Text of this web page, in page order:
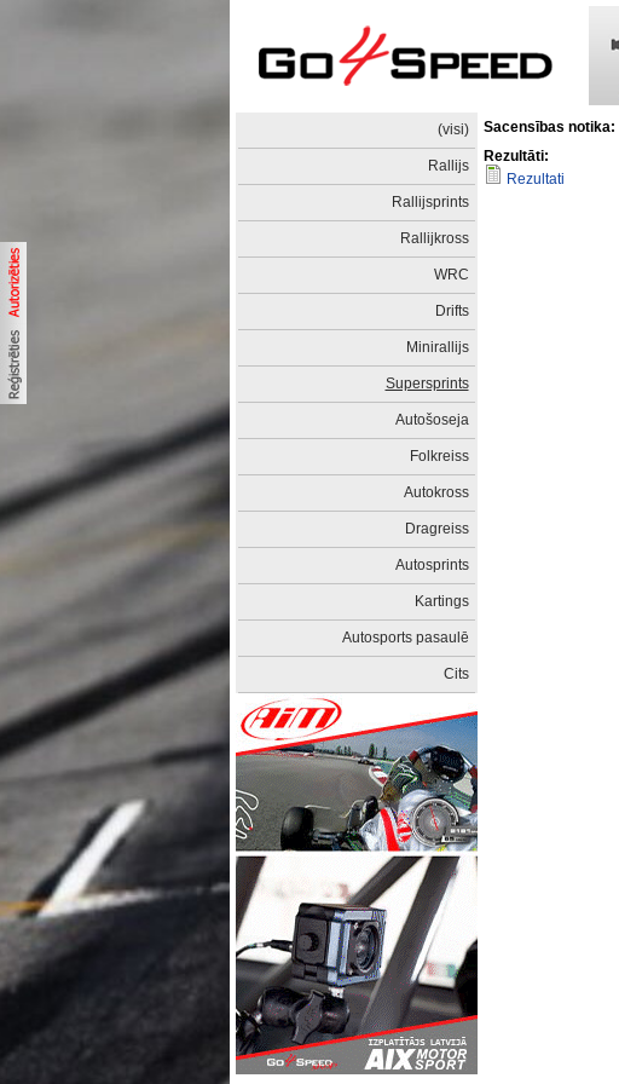
(visi)
Rallijs
Rallijsprints
Rallijkross
WRC
Drifts
Minirallijs
Supersprints
Autošoseja
Folkreiss
Autokross
Dragreiss
Autosprints
Kartings
Autosports pasaulē
Cits
Sacensības notika:
Rezultāti:
Rezultati